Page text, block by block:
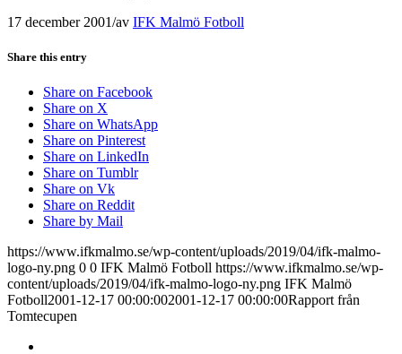
17 december 2001/av IFK Malmö Fotboll
Share this entry
Share on Facebook
Share on X
Share on WhatsApp
Share on Pinterest
Share on LinkedIn
Share on Tumblr
Share on Vk
Share on Reddit
Share by Mail
https://www.ifkmalmo.se/wp-content/uploads/2019/04/ifk-malmo-
logo-ny.png 0 0 IFK Malmö Fotboll https://www.ifkmalmo.se/wp-
content/uploads/2019/04/ifk-malmo-logo-ny.png IFK Malmö
Fotboll2001-12-17 00:00:002001-12-17 00:00:00Rapport från
Tomtecupen